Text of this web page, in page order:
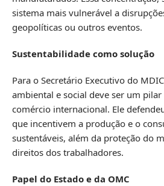
sistema mais vulnerável a
geopolíticas ou outros eventos.
Sustentabilidade como solução
Para o Secretário Executivo do
ambiental e social deve ser um
comércio internacional. Ele
que incentivem a produção e o
sustentáveis, além da proteção do
direitos dos trabalhadores.
Papel do Estado e da OMC